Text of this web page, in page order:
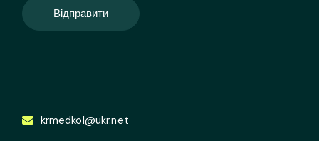
Відправити
krmedkol@ukr.net